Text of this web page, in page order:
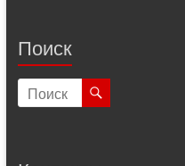
Поиск